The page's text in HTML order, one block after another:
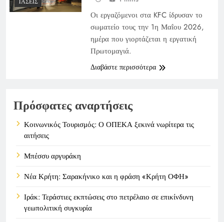
Οι εργαζόμενοι στα KFC ίδρυσαν το
σωματείο τους την 1η Μαΐου 2026,
ημέρα που γιορτάζεται η εργατική
Πρωτομαγιά.
Διαβάστε περισσότερα
Πρόσφατες αναρτήσεις
Κοινωνικός Τουρισμός: Ο ΟΠΕΚΑ ξεκινά νωρίτερα τις
αιτήσεις
Μπέσσυ αργυράκη
Νέα Κρήτη: Σαρακήνικο και η φράση «Κρήτη ΟΦΗ»
Ιράκ: Τεράστιες εκπτώσεις στο πετρέλαιο σε επικίνδυνη
γεωπολιτική συγκυρία